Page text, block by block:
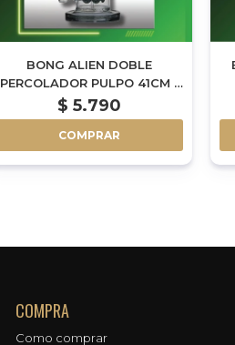
BONG ALIEN DOBLE
PERCOLADOR PULPO 41CM -
AL259
$ 5.790
COMPRAR
COMPRA
Como comprar